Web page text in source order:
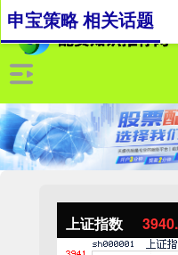
上证指数
申宝策略 相关话题